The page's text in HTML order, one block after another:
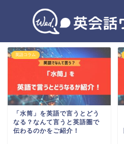
英語コラム
「水筒」を英語で言うとどう
なる？なんて言うと英語圏で
伝わるのかをご紹介！